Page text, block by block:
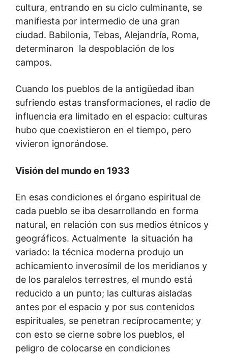
cultura, entrando en su ciclo culminante, se
manifiesta por intermedio de una gran
ciudad. Babilonia, Tebas, Alejandría, Roma,
determinaron la despoblación de los
campos.
Cuando los pueblos de la antigüedad iban
sufriendo estas transformaciones, el radio de
influencia era limitado en el espacio: culturas
hubo que coexistieron en el tiempo, pero
vivieron ignorándose.
Visión del mundo en 1933
En esas condiciones el órgano espiritual de
cada pueblo se iba desarrollando en forma
natural, en relación con sus medios étnicos y
geográficos. Actualmente la situación ha
variado: la técnica moderna produjo un
achicamiento inverosímil de los meridianos y
de los paralelos terrestres, el mundo está
reducido a un punto; las culturas aisladas
antes por el espacio y por sus contenidos
espirituales, se penetran recíprocamente; y
con esto se cierne sobre los pueblos, el
peligro de colocarse en condiciones